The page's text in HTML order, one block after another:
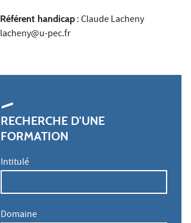
Référent handicap : Claude Lacheny
lacheny@u-pec.fr
RECHERCHE D'UNE
FORMATION
Intitulé
Domaine